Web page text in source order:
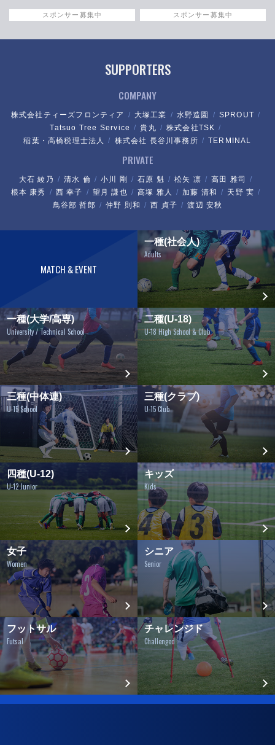
スポンサー募集中 スポンサー募集中
SUPPORTERS
COMPANY
株式会社ティーズフロンティア 大塚工業 水野造園
SPROUT
Tatsuo Tree Service
貴丸
株式会社TSK
稲葉・高橋税理士法人
株式会社 長谷川事務所 TERMINAL
PRIVATE
大石 綾乃 清水 倫 小川 剛 石原 魁 松矢 凛
高田 雅司
根本 康秀
西 幸子 望月 謙也 高塚 雅人 加藤 清和
天野 実
鳥谷部 哲郎
仲野 則和 西 貞子 渡辺 安秋
MATCH & EVENT
一種(社会人)
Adults
一種(大学/高専)
University / Technical School
二種(U-18)
U-18 High School & Club
三種(中体連)
U-15 School
三種(クラブ)
U-15 Club
四種(U-12)
U-12 Junior
キッズ
Kids
女子
Women
シニア
Senior
フットサル
Futsal
チャレンジド
Challenged